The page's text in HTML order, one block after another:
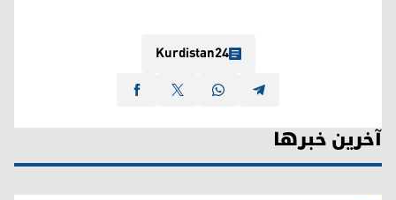
Kurdistan24
آخرین خبرها